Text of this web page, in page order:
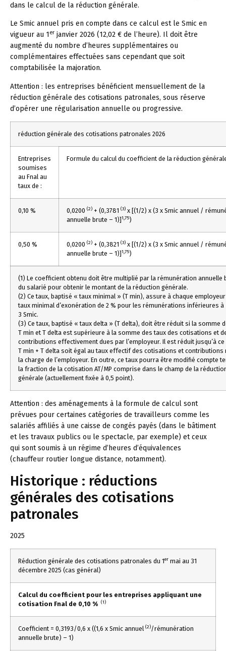
dans le calcul de la réduction générale.
Le Smic annuel pris en compte dans ce calcul est le Smic en
vigueur au 1er janvier 2026 (12,02 € de l’heure). Il doit être
augmenté du nombre d’heures supplémentaires ou
complémentaires effectuées sans cependant que soit
comptabilisée la majoration.
Attention : les entreprises bénéficient mensuellement de la
réduction générale des cotisations patronales, sous réserve
d’opérer une régularisation annuelle ou progressive.
réduction générale des cotisations patronales 2026
Entreprises
soumises
au Fnal au
taux de :
Formule du calcul du coefficient de la réduction
0,10 % 0,0200 (2) + (0,3781 (3) x [(1/2) x (3 x Smic annuel /
annuelle brute – 1)]1,75)
0,50 % 0,0200 (2) + (0,3821 (3) x [(1/2) x (3 x Smic annuel /
annuelle brute – 1)]1,75)
(1) Le coefficient obtenu doit être multiplié par la rémunération annuelle
du salarié pour obtenir le montant de la réduction générale.
(2) Ce taux, baptisé « taux minimal » (T min), assure à chaque
taux minimal d’exonération de 2 % pour les rémunérations inférieures à
3 Smic.
(3) Ce taux, baptisé « taux delta » (T delta), doit être réduit si la somme
T min et T delta est supérieure à la somme des taux des cotisations et
contributions effectivement dues par l’employeur. Il est réduit jusqu’à ce
T min + T delta soit égal au taux effectif des cotisations et contributions
la charge de l’employeur. En outre, ce taux pourra être modifié compte
la fraction de la cotisation AT/MP comprise dans le champ de la
générale (actuellement fixée à 0,5 point).
Attention : des aménagements à la formule de calcul sont
prévues pour certaines catégories de travailleurs comme les
salariés affiliés à une caisse de congés payés (dans le bâtiment
et les travaux publics ou le spectacle, par exemple) et ceux
qui sont soumis à un régime d’heures d’équivalences
(chauffeur routier longue distance, notamment).
Historique : réductions
générales des cotisations
patronales
2025
Réduction générale des cotisations patronales du 1er mai au 31
décembre 2025 (cas général)
Calcul du coefficient pour les entreprises appliquant une
cotisation Fnal de 0,10 % (1)
Coefficient = 0,3193/0,6 x ((1,6 x Smic annuel (2)/rémunération
annuelle brute) – 1)